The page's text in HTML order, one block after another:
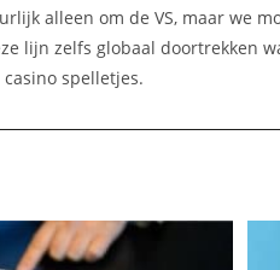
alleen om de VS, maar we
lijn zelfs globaal doortrekken
spelletjes.